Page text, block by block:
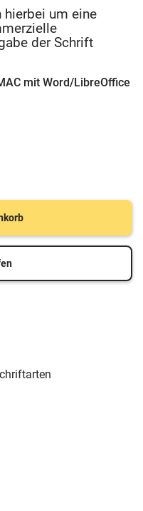
hierbei um eine
der Schrift
mit Word/LibreOffice